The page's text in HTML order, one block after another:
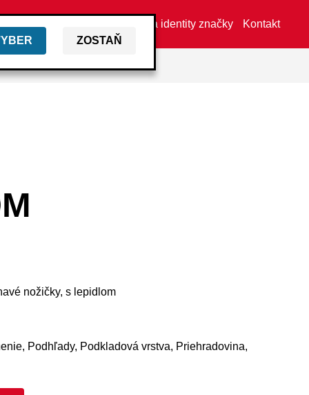
ZOSTAŇ
Aktíva identity značky Kontakt
nožičky, s lepidlom
Podhľady, Podkladová vrstva, Priehradovina,